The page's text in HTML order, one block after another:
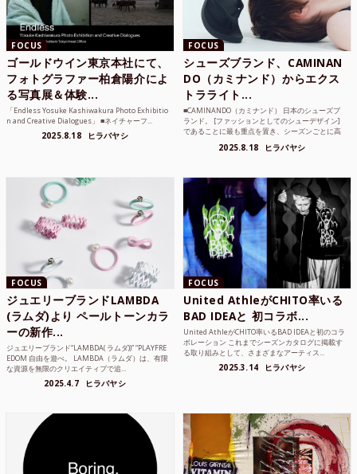
FOCUS
ゴールドウイン東京本社にて、
フォトグラファー柏倉陽介によ
る写真展＆体験...
「Endless Yosuke Kashiwakura Photo Exhibitio
n and Creative Dialogues」 ■ネイチャーフ...
2025.8.18 ヒラバヤシ
FOCUS
シューズブランド、CAMINAN
DO（カミナンド）からエクス
トラライト...
■CAMINANDO（カミナンド） 日本のシューズブ
ランド。 [ファッションとしてのシューデザイン]
であることに最も重点を置き、シーズンごとに高
2025.8.18 ヒラバヤシ
FOCUS
ジュエリーブランドLAMBDA
(ラムダ)より ペールトーンカラ
ーの新作...
ジュエリーブランド“LAMBDA( ラムダ))” “PLAYFRE
EDOM 自由を遊べ。 LAMBDA（ラムダ）は、有限
な資源を無限のクリエイティブで追...
2025.4.7 ヒラバヤシ
FOCUS
United AthleがCHITO率いる
BAD IDEAと 初コラボ...
United AthleがCHITO率いるBAD IDEAと初のコラ
ボレーション これまでシーズンカタログに掲載す
る取り組みとして、さまざまなアーティス...
2025.3.14 ヒラバヤシ